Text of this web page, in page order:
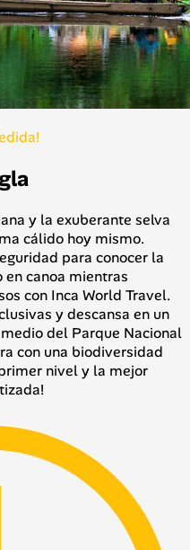
y la exuberante selva
cálido hoy mismo.
para conocer la
en canoa mientras
con Inca World Travel.
y descansa en un
del Parque Nacional
con una biodiversidad
nivel y la mejor